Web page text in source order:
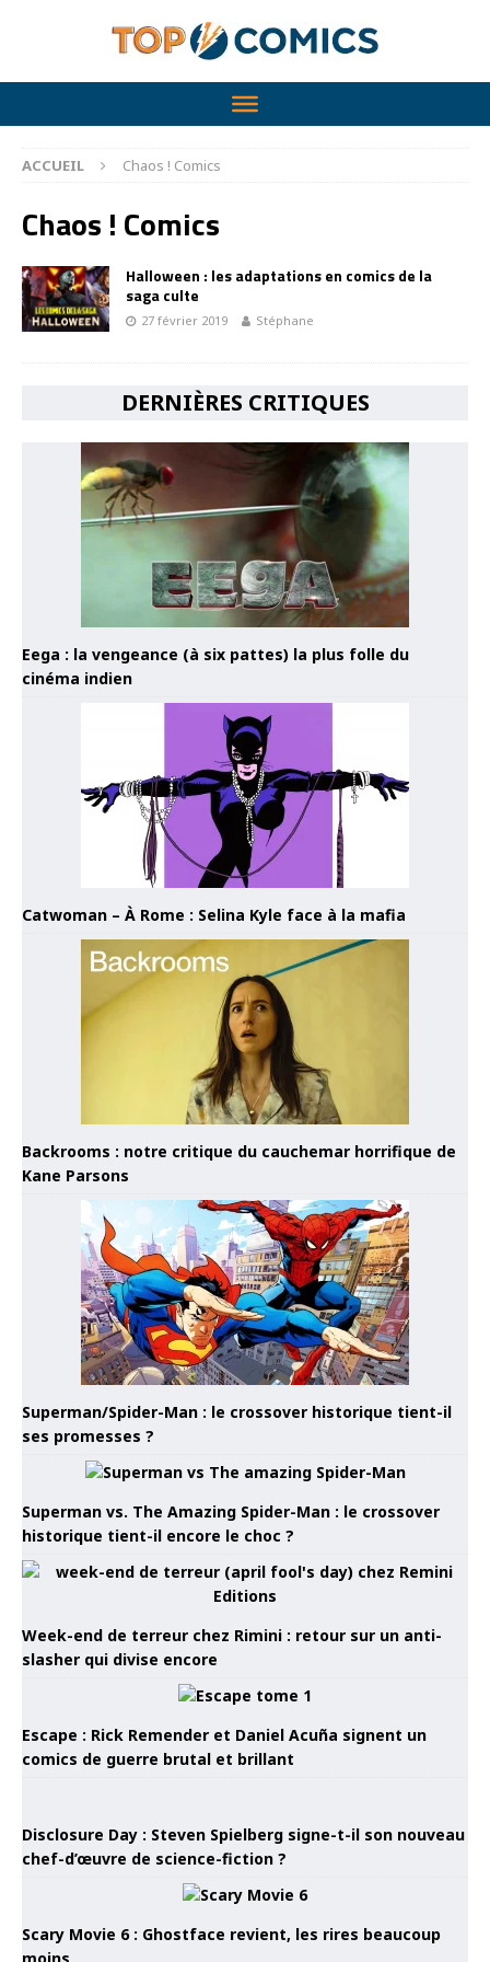
ACCUEIL Chaos ! Comics
Chaos ! Comics
Halloween : les adaptations en comics de la
saga culte
27 février 2019 Stéphane
DERNIÈRES CRITIQUES
Eega : la vengeance (à six pattes) la plus folle du
cinéma indien
Catwoman – À Rome : Selina Kyle face à la mafia
Backrooms : notre critique du cauchemar horrifique de
Kane Parsons
Superman/Spider-Man : le crossover historique tient-il
ses promesses ?
Superman vs. The Amazing Spider-Man : le crossover
historique tient-il encore le choc ?
Week-end de terreur chez Rimini : retour sur un anti-
slasher qui divise encore
Escape : Rick Remender et Daniel Acuña signent un
comics de guerre brutal et brillant
Disclosure Day : Steven Spielberg signe-t-il son nouveau
chef-d’œuvre de science-fiction ?
Scary Movie 6 : Ghostface revient, les rires beaucoup